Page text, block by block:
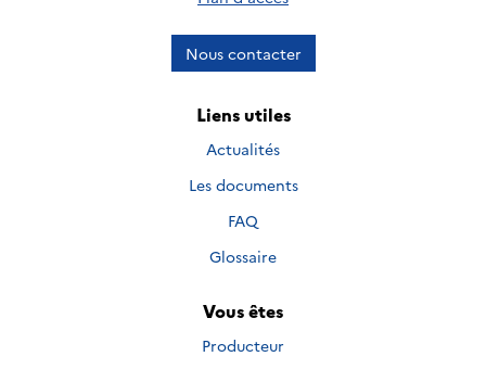
Nous contacter
Liens utiles
Actualités
Les documents
FAQ
Glossaire
Vous êtes
Producteur